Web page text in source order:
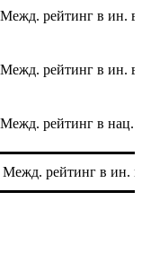
рейтинг в ин.
рейтинг в ин.
рейтинг в нац.
рейтинг в ин.